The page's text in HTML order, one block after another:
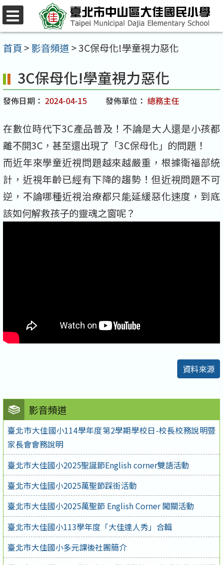
跳
至
主
內
容
首頁 > 影音頻道 >3C保母化!學童視力惡化
影音頻道
臺北市大佳國小114學年度第2學期學校日-校長校務說明暨
家長會會務說明
臺北市大佳國小2025聖誕節English corner雙語活動
臺北市大佳國小2025萬聖節踩街活動
臺北市大佳國小2025萬聖節 English Corner 闖關活動
臺北市大佳國小113學年度「大佳達人秀」合輯
臺北市大佳國小多元課後社團簡介
3C保母化!學童視力惡化
發佈日期： 2024-04-15 發佈單位： 總務主任
在數位時代下3C產品普及！不論是大人還是小孩都
離不開3C，甚至還出現了「3C保母化」的問題！
而近年來學童近視問題越來越嚴重，根據衛福部統
計，近視年齡已經有下降的趨勢！但近視問題不可
逆，不論哪種近視治療都只能延緩惡化速度，到底
該如何解救孩子的靈魂之窗呢？
資料來源
選
單